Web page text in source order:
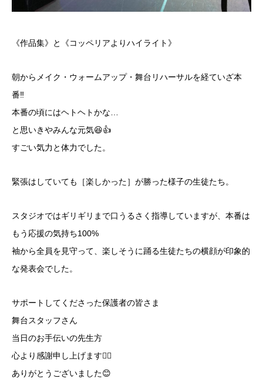
《作品集》と《コッペリアよりハイライト》
朝からメイク・ウォームアップ・舞台リハーサルを経ていざ本
番‼︎
本番の頃にはヘトヘトかな…
と思いきやみんな元気😆👍
すごい気力と体力でした。
緊張はしていても［楽しかった］が勝った様子の生徒たち。
スタジオではギリギリまで口うるさく指導していますが、本番は
もう応援の気持ち100%
袖から全員を見守って、楽しそうに踊る生徒たちの横顔が印象的
な発表会でした。
サポートしてくださった保護者の皆さま
舞台スタッフさん
当日のお手伝いの先生方
心より感謝申し上げます🙇‍♀️
ありがとうございました😊